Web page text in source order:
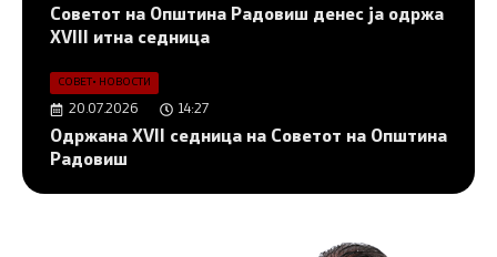
Советот на Општина Радовиш денес ја одржа
XVIII итна седница
СОВЕТ• НОВОСТИ
20.07.2026 14:27
Одржана XVII седница на Советот на Општина
Радовиш